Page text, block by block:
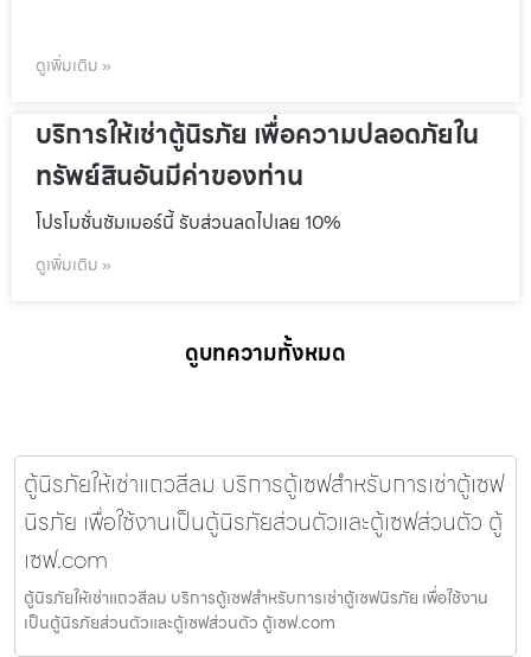
ดูเพิ่มเติม »
บริการให้เช่าตู้นิรภัย เพื่อความปลอดภัยใน
ทรัพย์สินอันมีค่าของท่าน
โปรโมชั่นชัมเมอร์นี้ รับส่วนลดไปเลย 10%
ดูเพิ่มเติม »
ดูบทความทั้งหมด
ตู้นิรภัยให้เช่าแถวสีลม บริการตู้เซฟสำหรับการเช่าตู้เซฟ
นิรภัย เพื่อใช้งานเป็นตู้นิรภัยส่วนตัวและตู้เซฟส่วนตัว ตู้
เซฟ.com
ตู้นิรภัยให้เช่าแถวสีลม บริการตู้เซฟสำหรับการเช่าตู้เซฟนิรภัย เพื่อใช้งาน
เป็นตู้นิรภัยส่วนตัวและตู้เซฟส่วนตัว ตู้เซฟ.com